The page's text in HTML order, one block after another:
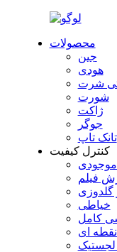
محصولات
جین
هودی
شرت
شورت
ژاکت
جوگر
تانک تاپ
کنترل کیفیت
موجودی
فیلم
خیاطی
کامل
ای
لجستیک